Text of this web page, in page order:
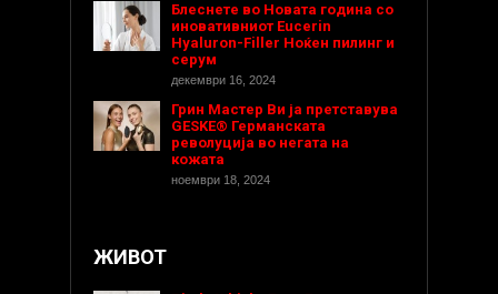
Блеснете во Новата година со
иновативниот Eucerin
Hyaluron-Filler Ноќен пилинг и
серум
декември 16, 2024
Грин Мастер Ви ја претставува
GESKE® Германската
револуција во негата на
кожата
ноември 18, 2024
ЖИВОТ